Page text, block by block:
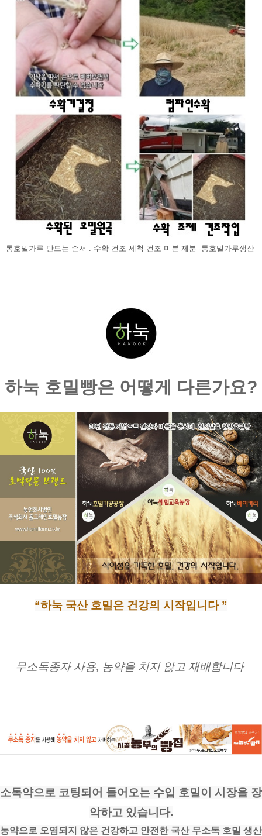
통호밀가루 만드는 순서 : 수확-건조-세척-건조-미분 제분 -통호밀가루생산
하눅 호밀빵은 어떻게 다른가요?
“하눅 국산 호밀은 건강의 시작입니다 ”
무소독종자 사용, 농약을 치지 않고 재배합니다
소독약으로 코팅되어 들어오는 수입 호밀이 시장을 장
악하고 있습니다.
농약으로 오염되지 않은 건강하고 안전한 국산 무소독 호밀 생산